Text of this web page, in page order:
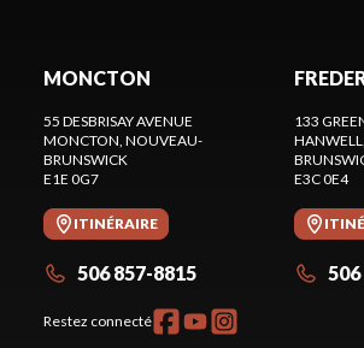
MONCTON
55 DESBRISAY AVENUE
MONCTON , NOUVEAU-
BRUNSWICK
E1E 0G7
ITINÉRAIRE
506 857-8815
Restez connecté
133
HANWELL
E3C 0E4